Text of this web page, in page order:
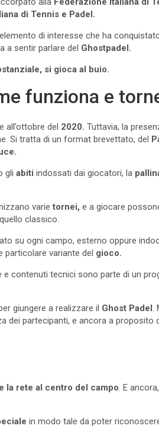
di Tennis e Padel.
di interesse che ha
a sentir parlare del Ghostpadel.
si gioca al buio.
funziona e
all’ottobre del 2020. Tuttavia, la
Si tratta di un format brevettato, del
gli abiti indossati dai giocatori, la
varietornei, e a giocare
classico.
su ogni campo, esterno oppure
particolare variante del gioco.
contenuti tecnici sono parte di un
giungere a realizzare il Ghost Padel.
dei partecipanti, e ancora a proposito
la rete al centro del campo. E ancora,
in modo tale da poter